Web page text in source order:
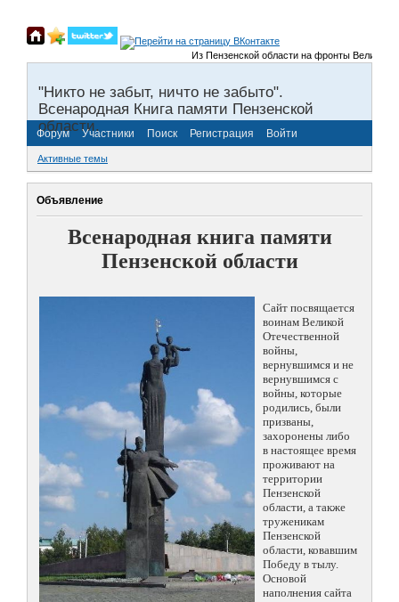
Из Пензенской области на фронты Великой
"Никто не забыт, ничто не забыто".
Всенародная Книга памяти Пензенской
области.
Форум Участники Поиск Регистрация Войти
Активные темы
Объявление
Всенародная книга памяти
Пензенской области
Сайт посвящается
воинам Великой
Отечественной
войны,
вернувшимся и не
вернувшимся с
войны, которые
родились, были
призваны,
захоронены либо
в настоящее время
проживают на
территории
Пензенской
области, а также
труженикам
Пензенской
области, ковавшим
Победу в тылу.
Основой
наполнения сайта